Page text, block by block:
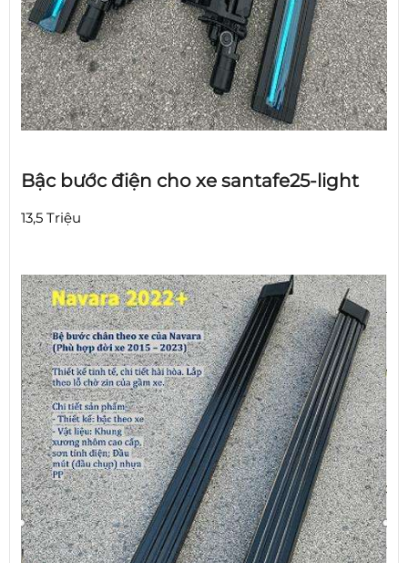
Bậc bước điện cho xe santafe25-light
13,5 Triệu